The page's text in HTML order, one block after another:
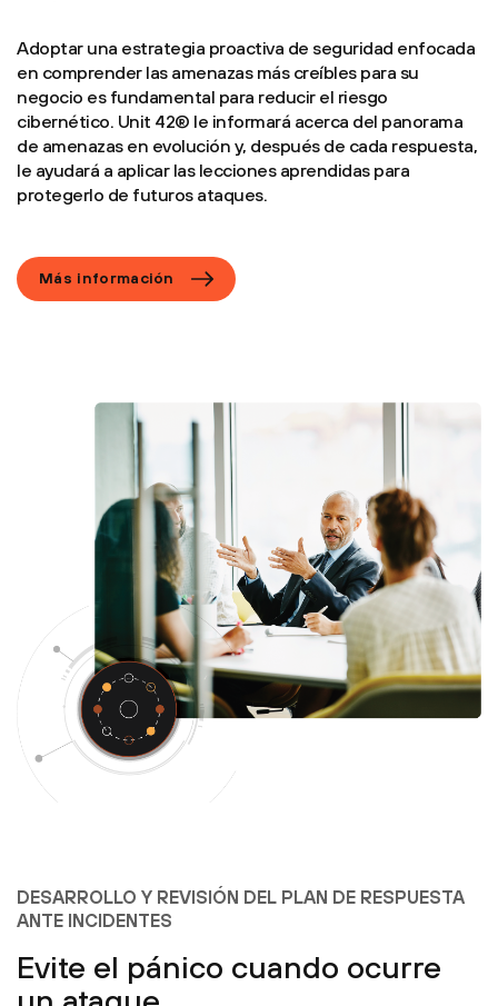
Adoptar una estrategia proactiva de seguridad enfocada
en comprender las amenazas más creíbles para su
negocio es fundamental para reducir el riesgo
cibernético. Unit 42® le informará acerca del panorama
de amenazas en evolución y, después de cada respuesta,
le ayudará a aplicar las lecciones aprendidas para
protegerlo de futuros ataques.
Más información
DESARROLLO Y REVISIÓN DEL PLAN DE RESPUESTA
ANTE INCIDENTES
Evite el pánico cuando ocurre